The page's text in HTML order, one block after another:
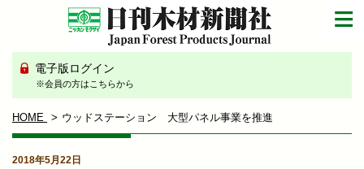
電子版ログイン
※会員の方はこちらから
HOME ウッドステーション 大型パネル事業を推進
2018年5月22日